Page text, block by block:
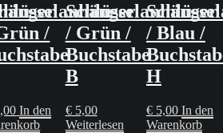
/
In den
Schlüsselanhänger
/ Grün /
Buchstabe
B
€5,00
Weiterlesen
/ Blau /
H
€5,00 In den
Warenkorb